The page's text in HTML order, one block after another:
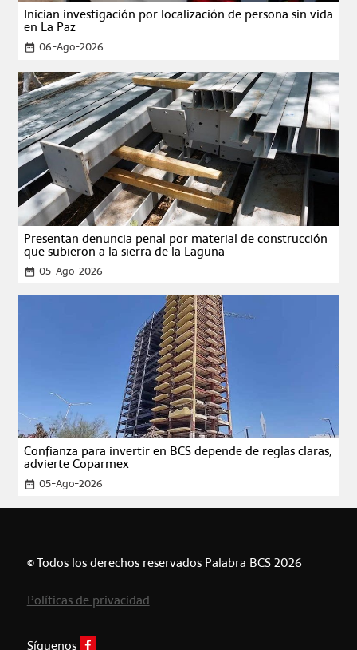
Inician investigación por localización de persona sin vida
en La Paz
date_range 06-Ago-2026
Presentan denuncia penal por material de construcción
que subieron a la sierra de la Laguna
date_range 05-Ago-2026
Confianza para invertir en BCS depende de reglas claras,
advierte Coparmex
date_range 05-Ago-2026
© Todos los derechos reservados Palabra BCS 2026
Políticas de privacidad
Síguenos